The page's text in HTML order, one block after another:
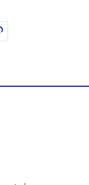
par email